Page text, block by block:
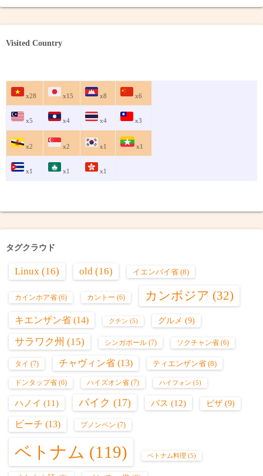
Visited Country
x28 x15 x8 x6
x5 x4 x4 x3
x2 x2 x1 x1
x1 x1 x1
タグクラウド
Linux (16) old (16) イエンバイ省 (8)
カインホア省 (6) カントー (6) カンボジア (32)
キエンザン省 (14) クチン (5) グルメ (9)
サラワク州 (15) シンガポール (7) ソクチャン省 (6)
タイ (7) チャヴィン省 (13) ティエンザン省 (8)
ドンタップ省 (6) ハイズオン省 (7) ハイフォン (5)
ハノイ (11) バイク (17) バス (12) ビザ (9)
ビーチ (13) プノンペン (7)
ベトナム (119) ベトナム料理 (5)